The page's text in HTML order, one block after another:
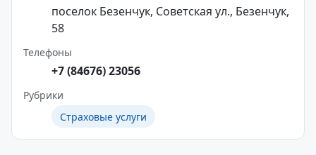
поселок Безенчук, Советская ул., Безенчук,
58
Телефоны
+7 (84676) 23056
Рубрики
Страховые услуги